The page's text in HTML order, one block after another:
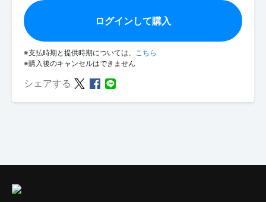
ログインして購入
※支払時期と提供時期については、 こちら
※購入後のキャンセルはできません
シェアする